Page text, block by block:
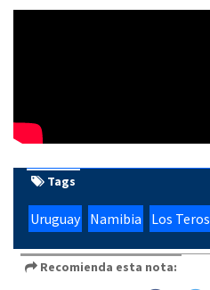
Tags
Uruguay Namibia Los Teros
Recomienda esta nota: